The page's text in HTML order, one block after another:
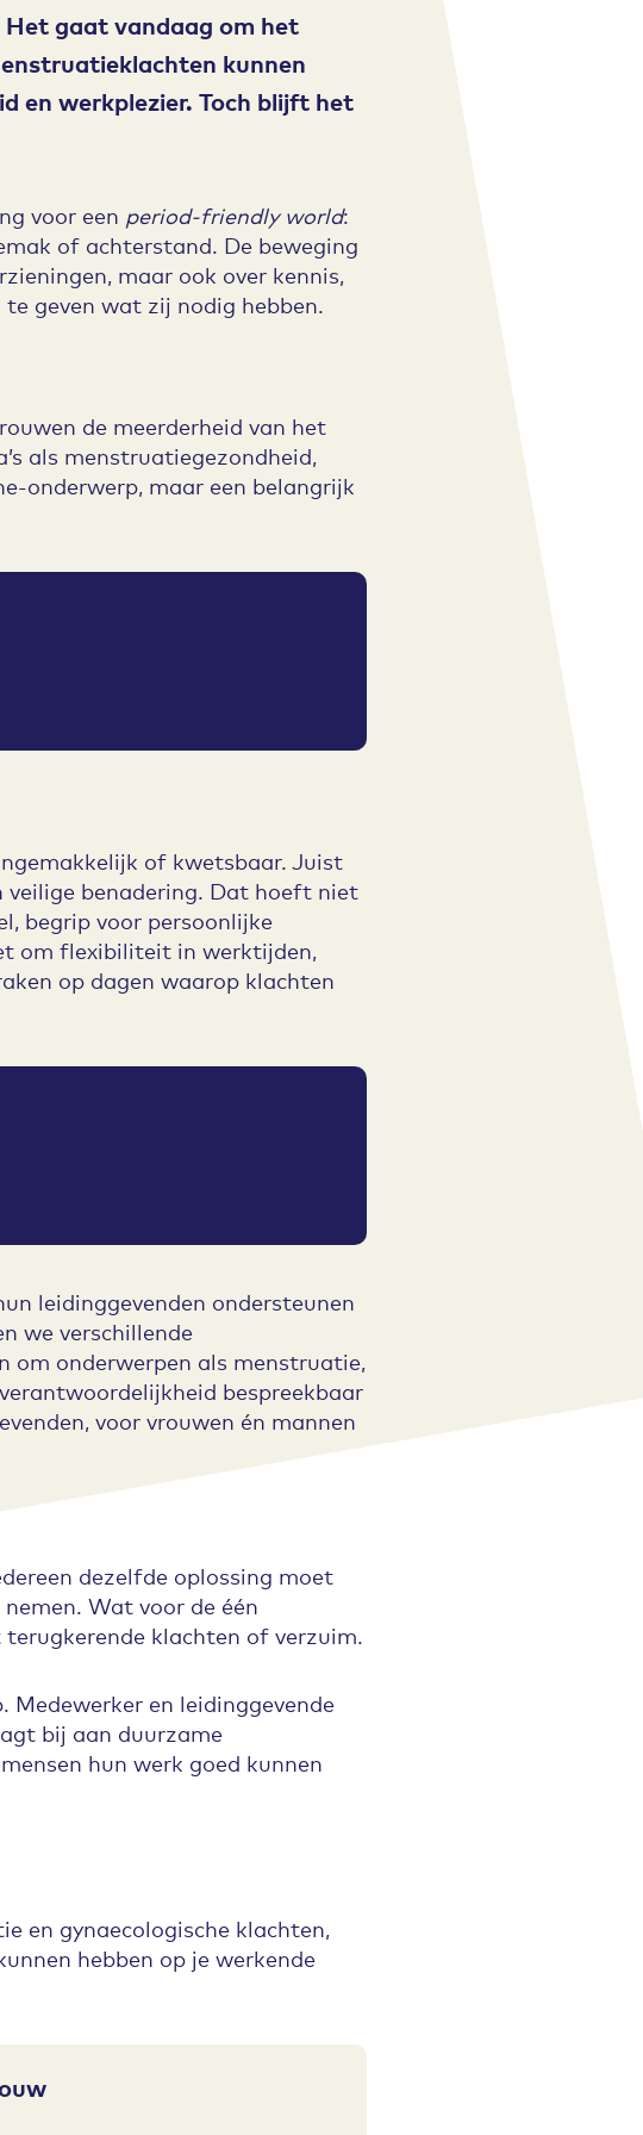
gaat vandaag om het
kunnen
en werkplezier. Toch blijft het
voor een period-friendly world:
of achterstand. De beweging
maar ook over kennis,
geven wat zij nodig hebben.
de meerderheid van het
als menstruatiegezondheid,
onderwerp, maar een belangrijk
of kwetsbaar. Juist
veilige benadering. Dat hoeft niet
begrip voor persoonlijke
om flexibiliteit in werktijden,
op dagen waarop klachten
leidinggevenden ondersteunen
we verschillende
om onderwerpen als menstruatie,
bespreekbaar
voor vrouwen én mannen
dezelfde oplossing moet
Wat voor de één
klachten of verzuim.
en leidinggevende
bij aan duurzame
hun werk goed kunnen
en gynaecologische klachten,
hebben op je werkende